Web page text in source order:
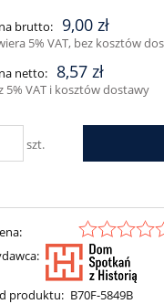
płatności
brutto: 9,00 zł
5% VAT, bez kosztów
netto:
8,57 zł
5% VAT i kosztów dostawy
szt.
produktu: B70F-5849B